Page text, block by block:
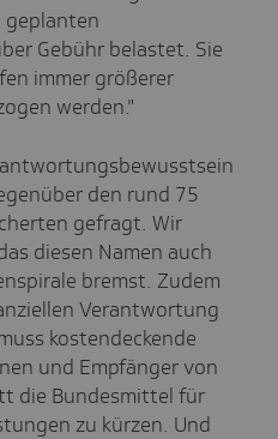
geplanten
Gebühr belastet. Sie
immer größerer
werden."
den rund 75
gefragt. Wir
diesen Namen auch
bremst. Zudem
Verantwortung
kostendeckende
und Empfänger von
die Bundesmittel für
zu kürzen. Und